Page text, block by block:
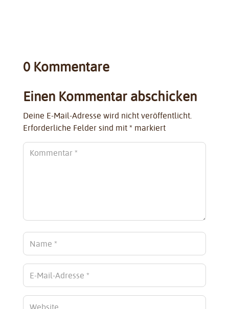
0 Kommentare
Einen Kommentar abschicken
Deine E-Mail-Adresse wird nicht veröffentlicht.
Erforderliche Felder sind mit *markiert